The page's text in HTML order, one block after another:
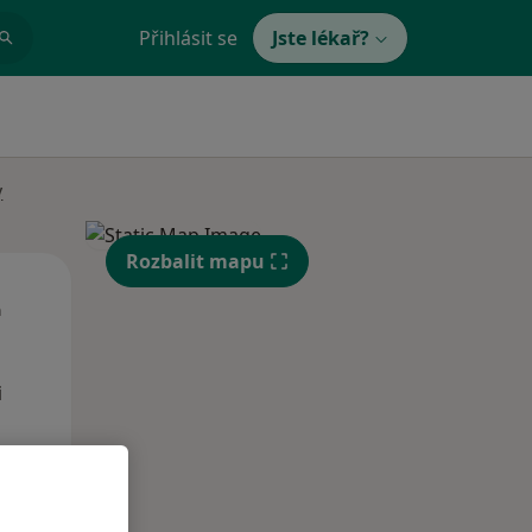
Přihlásit se Jste lékař?
St Čt
Rozbalit mapu